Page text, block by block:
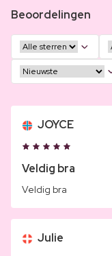
Beoordelingen
JOYCE
Veldig bra
Veldig bra
Julie